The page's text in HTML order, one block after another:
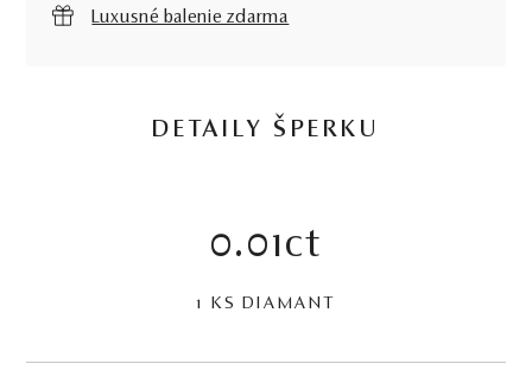
Luxusné balenie zdarma
DETAILY ŠPERKU
0.01ct
1 KS DIAMANT